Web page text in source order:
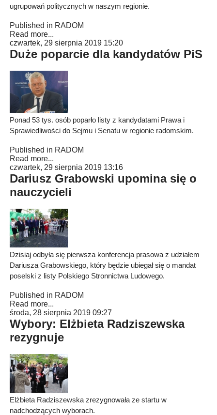
ugrupowań politycznych w naszym regionie.
Published in RADOM
Read more...
czwartek, 29 sierpnia 2019 15:20
Duże poparcie dla kandydatów PiS
Ponad 53 tys. osób poparło listy z kandydatami Prawa i
Sprawiedliwości do Sejmu i Senatu w regionie radomskim.
Published in RADOM
Read more...
czwartek, 29 sierpnia 2019 13:16
Dariusz Grabowski upomina się o
nauczycieli
Dzisiaj odbyła się pierwsza konferencja prasowa z udziałem
Dariusza Grabowskiego, który będzie ubiegał się o mandat
poselski z listy Polskiego Stronnictwa Ludowego.
Published in RADOM
Read more...
środa, 28 sierpnia 2019 09:27
Wybory: Elżbieta Radziszewska
rezygnuje
Elżbieta Radziszewska zrezygnowała ze startu w
nadchodzących wyborach.